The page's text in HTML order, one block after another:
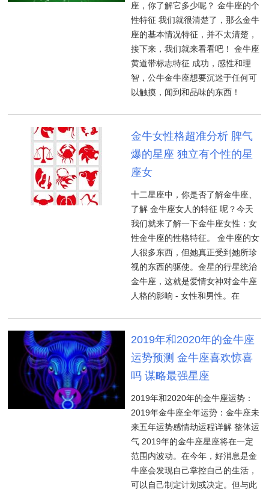
座，你了解它多少呢？ 金牛座的个
性特征 我们就很清楚了，那么金牛
座的基本情况特征，并不太清楚，
接下来，我们就来看看吧！ 金牛座
黄道带标志特征 成功，感性和理
智，公牛金牛座想要沉迷于任何可
以触摸，闻到和品味的东西！
金牛女性格超准分析 脾气
爆的星座 独立有个性的星
座女
十二星座中，你是否了解金牛座、
了解 金牛座女人的特征 呢？今天
我们就来了解一下金牛座女性：女
性金牛座的性格特征。 金牛座的女
人很多东西，但她真正受到她所珍
视的东西的驱使。金星的行星统治
金牛座，这就是爱情女神对金牛座
人格的影响 - 女性和男性。在
2019年和2020年的金牛座
运势预测 金牛座喜欢惊喜
吗 谋略最强星座
2019年和2020年的金牛座运势：
2019年金牛座全年运势：金牛座未
来五年运势感情劫运程详解 整体运
气 2019年的金牛座星座将在一定
范围内波动。在今年，好消息是金
牛座会发现自己掌控自己的生活，
可以自己制定计划或决定。但与此